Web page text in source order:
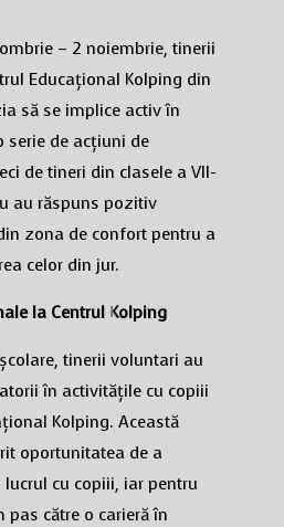
– 2 noiembrie, tinerii
Educațional Kolping din
să se implice activ în
serie de acțiuni de
de tineri din clasele a VII-
au răspuns pozitiv
zona de confort pentru a
celor din jur.
la Centrul Kolping
tinerii voluntari au
în activitățile cu copiii
Kolping. Această
oportunitatea de a
cu copiii, iar pentru
către o carieră în